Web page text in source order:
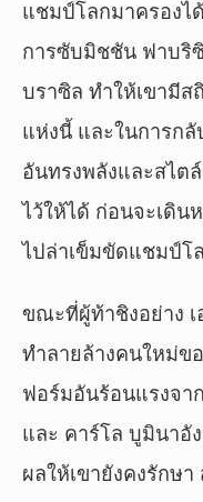
แชมป์โลกมาครองไ
การซับมิชชัน ฟาบริ
บราซิล ทำให้เขามีส
แห่งนี้ และในการกลั
อันทรงพลังและสไต
ไว้ให้ได้ ก่อนจะเดิ
ไปล่าเข็มขัดแชมป์โ
ขณะที่ผู้ท้าชิงอย่าง เ
ทำลายล้างคนใหม่ข
ฟอร์มอันร้อนแรงจา
และ คาร์โล บูมินาอั
ผลให้เขายังคงรักษ